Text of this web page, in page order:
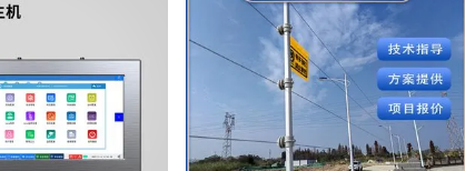
价值商业场所：
超市防盗报警系统 需与
视频监控系统
急求助场景：一键报警柱
可直接触发声光报警并联动安
保系统
报警器
作为基础探测设备，其性能差异主要体现在环境